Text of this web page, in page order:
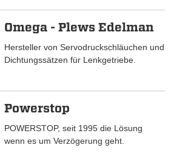
Omega - Plews Edelman
Hersteller von Servodruckschläuchen und
Dichtungssätzen für Lenkgetriebe.
Powerstop
POWERSTOP, seit 1995 die Lösung
wenn es um Verzögerung geht.